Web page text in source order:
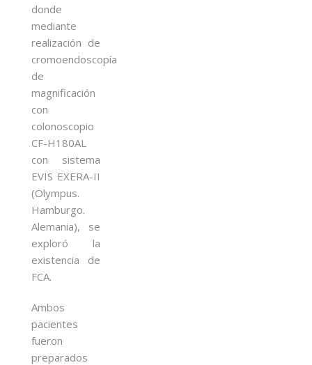
donde
mediante
realización de
cromoendoscopía
de
magnificación
con
colonoscopio
CF-H180AL
con sistema
EVIS EXERA-II
(Olympus.
Hamburgo.
Alemania), se
exploró la
existencia de
FCA.
Ambos
pacientes
fueron
preparados